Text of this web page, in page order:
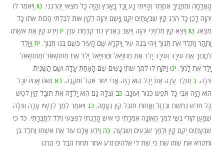
הָאֲדָמָה וּמִפָּנֶיךָ אֶסָּתֵר וְהָיִיתִי נָע וָנָד בָּאָרֶץ וְהָיָה כָל מֹצְאִי יַהַרְגֵנִי. טו וַיֹּאמֶר לוֹ
יְהוָה לָכֵן כָּל הֹרֵג קַיִן שִׁבְעָתַיִם יֻקָּם וַיָּשֶׂם יְהוָה לְקַיִן אוֹת לְבִלְתִּי הַכּוֹת אֹתוֹ כָּל
מֹצְאוֹ. טז וַיֵּצֵא קַיִן מִלִּפְנֵי יְהוָה וַיֵּשֶׁב בְּאֶרֶץ נוֹד קִדְמַת עֵדֶן. יז וַיֵּדַע קַיִן אֶת אִשְׁתּוֹ
וַתַּהַר וַתֵּלֶד אֶת חֲנוֹךְ וַיְהִי בֹּנֶה עִיר וַיִּקְרָא שֵׁם הָעִיר כְּשֵׁם בְּנוֹ חֲנוֹךְ. יח וַיִּוָּלֵד
לַחֲנוֹךְ אֶת עִירָד וְעִירָד יָלַד אֶת מְחוּיָאֵל וּמְחִיּיָאֵל יָלַד אֶת מְתוּשָׁאֵל וּמְתוּשָׁאֵל
יָלַד אֶת לָמֶךְ. יט וַיִּקַּח לוֹ לֶמֶךְ שְׁתֵּי נָשִׁים שֵׁם הָאַחַת עָדָה וְשֵׁם הַשֵּׁנִית
צִלָּה. כ וַתֵּלֶד עָדָה אֶת יָבָל הוּא הָיָה אֲבִי יֹשֵׁב אֹהֶל וּמִקְנֶה. כא וְשֵׁם אָחִיו יוּבָל
הוּא הָיָה אֲבִי כָּל תֹּפֵשׂ כִּנּוֹר וְעוּגָב. כב וְצִלָּה גַם הִוא יָלְדָה אֶת תּוּבַל קַיִן לֹטֵשׁ
כָּל חֹרֵשׁ נְחֹשֶׁת וּבַרְזֶל וַאֲחוֹת תּוּבַל קַיִן נַעֲמָה. כג וַיֹּאמֶר לֶמֶךְ לְנָשָׁיו עָדָה וְצִלָּה
שְׁמַעַן קוֹלִי נְשֵׁי לֶמֶךְ הַאְזֵנָּה אִמְרָתִי כִּי אִישׁ הָרַגְתִּי לְפִצְעִי וְיֶלֶד לְחַבֻּרָתִי. כד כִּי
שִׁבְעָתַיִם יֻקַּם קָיִן וְלֶמֶךְ שִׁבְעִים וְשִׁבְעָה. כה וַיֵּדַע אָדָם עוֹד אֶת אִשְׁתּוֹ וַתֵּלֶד בֵּן
וַתִּקְרָא אֶת שְׁמוֹ שֵׁת כִּי שָׁת לִי אֱלֹהִים זֶרַע אַחֵר תַּחַת הֶבֶל כִּי הֲרָגוֹ